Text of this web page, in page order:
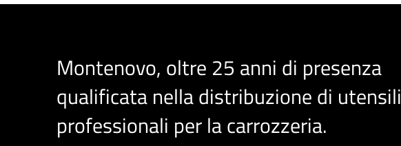
Montenovo, oltre 25 anni di presenza
qualificata nella distribuzione di utensili
professionali per la carrozzeria.